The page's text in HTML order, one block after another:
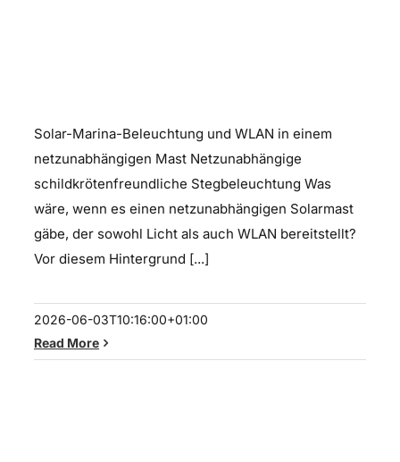
Solar-Marina-Beleuchtung und WLAN in einem
netzunabhängigen Mast Netzunabhängige
schildkrötenfreundliche Stegbeleuchtung Was
wäre, wenn es einen netzunabhängigen Solarmast
gäbe, der sowohl Licht als auch WLAN bereitstellt?
Vor diesem Hintergrund [...]
2026-06-03T10:16:00+01:00
Read More